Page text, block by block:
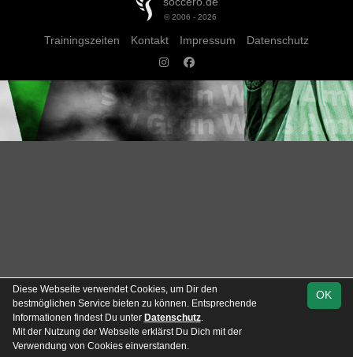
Team
© 2006 - 2026
Trainingszeiten Kontakt Impressum Datenschutz
OK
Diese Webseite verwendet Cookies, um Dir den
bestmöglichen Service bieten zu können. Entsprechende
Informationen findest Du unter Datenschutz.
Mit der Nutzung der Webseite erklärst Du Dich mit der
Verwendung von Cookies einverstanden.